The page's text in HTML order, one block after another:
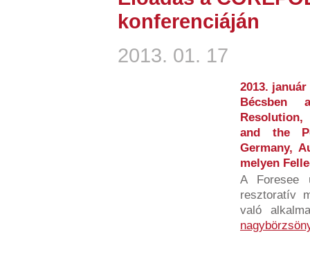
konferenciáján
2013. 01. 17
2013.
Bécsben
and the
Germany,
melyen
A Foresee
resztoratív
való